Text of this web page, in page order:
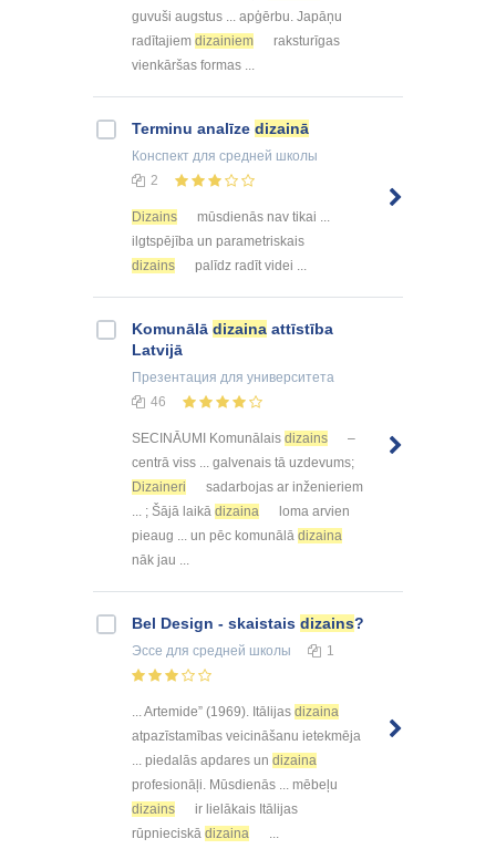
guvuši augstus ... apģērbu. Japāņu
radītajiem dizainiem
raksturīgas
vienkāršas formas ...
Terminu analīze dizainā
Конспект для средней школы
2
Dizains
mūsdienās nav tikai ...
ilgtspējība un parametriskais
dizains
palīdz radīt videi ...
Komunālā dizaina attīstība
Latvijā
Презентация для университета
46
SECINĀUMI Komunālais dizains
–
centrā viss ... galvenais tā uzdevums;
Dizaineri
sadarbojas ar inženieriem
... ; Šājā laikā dizaina
loma arvien
pieaug ... un pēc komunālā dizaina
nāk jau ...
Bel Design - skaistais dizains?
Эссе для средней школы 1
... Artemide” (1969). Itālijas dizaina
atpazīstamības veicināšanu ietekmēja
... piedalās apdares un dizaina
profesionāļi. Mūsdienās ... mēbeļu
dizains
ir lielākais Itālijas
rūpnieciskā dizaina ...